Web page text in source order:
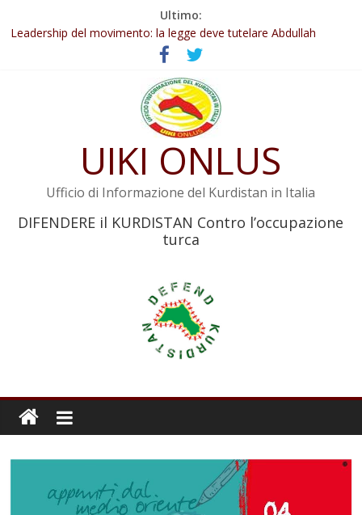
Ultimo:
Abdullah Öcalan: Le legge negativa deve essere trasformata in
legge positiva
Leadership del movimento: la legge deve tutelare Abdullah
Commissione donne del KNK: Şengal è di nuovo sotto minaccia
Non tenere conto della situazione di Rêber Apo ostacolerebbe
Il KNK chiede un’azione internazionale contro i crimini di guerra
UIKI ONLUS
Ufficio di Informazione del Kurdistan in Italia
DIFENDERE il KURDISTAN Contro l’occupazione
turca